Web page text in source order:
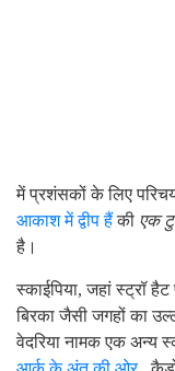
में प्रशंसकों के लिए
आकाश में द्वीप हैंकी एक
है।
स्काईपिया, जहां स्ट्रॉ
बिरका जैसी जगहों का
वेदरिया नामक एक अन्य